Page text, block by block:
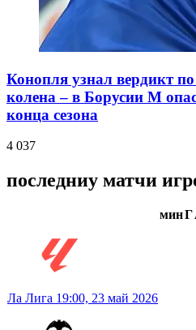
Конопля узнал вердикт
колена – в Борусии М
конца сезона
4 037
последниу матчи
минГ
Ла Лига 19:00, 23 май 2026